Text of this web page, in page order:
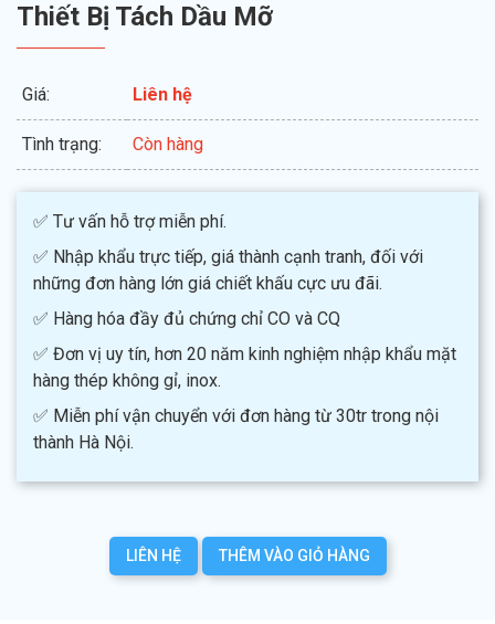
Thiết Bị Tách Dầu Mỡ
Giá: Liên hệ
Tình trạng: Còn hàng
✅ Tư vấn hỗ trợ miễn phí.
✅ Nhập khẩu trực tiếp, giá thành cạnh tranh, đối với
những đơn hàng lớn giá chiết khấu cực ưu đãi.
✅ Hàng hóa đầy đủ chứng chỉ CO và CQ
✅ Đơn vị uy tín, hơn 20 năm kinh nghiệm nhập khẩu mặt
hàng thép không gỉ, inox.
✅ Miễn phí vận chuyển với đơn hàng từ 30tr trong nội
thành Hà Nội.
LIÊN HỆ THÊM VÀO GIỎ HÀNG